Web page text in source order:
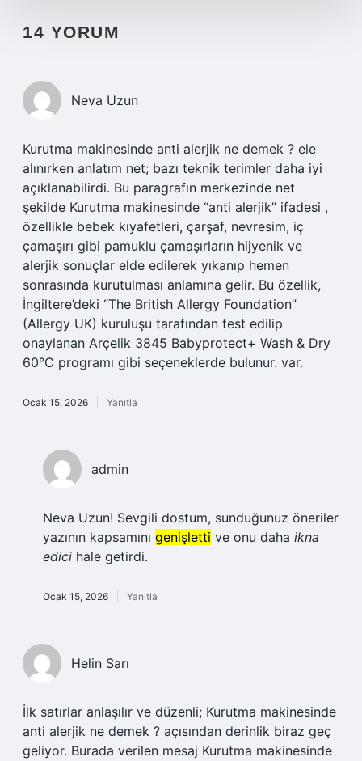
14 YORUM
Neva Uzun
Kurutma makinesinde anti alerjik ne demek ? ele
alınırken anlatım net; bazı teknik terimler daha iyi
açıklanabilirdi. Bu paragrafın merkezinde net
şekilde Kurutma makinesinde “anti alerjik” ifadesi ,
özellikle bebek kıyafetleri, çarşaf, nevresim, iç
çamaşırı gibi pamuklu çamaşırların hijyenik ve
alerjik sonuçlar elde edilerek yıkanıp hemen
sonrasında kurutulması anlamına gelir. Bu özellik,
İngiltere’deki “The British Allergy Foundation”
(Allergy UK) kuruluşu tarafından test edilip
onaylanan Arçelik 3845 Babyprotect+ Wash & Dry
60°C programı gibi seçeneklerde bulunur. var.
Ocak 15, 2026 Yanıtla
admin
Neva Uzun! Sevgili dostum, sunduğunuz öneriler
yazının kapsamını genişletti ve onu daha ikna
edici hale getirdi.
Ocak 15, 2026 Yanıtla
Helin Sarı
İlk satırlar anlaşılır ve düzenli; Kurutma makinesinde
anti alerjik ne demek ? açısından derinlik biraz geç
geliyor. Burada verilen mesaj Kurutma makinesinde